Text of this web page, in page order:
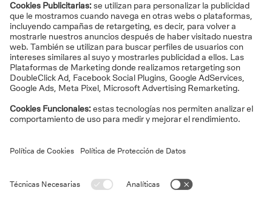
Equos RCB de Stiga: un estudio
sobre la calidad de la atención
al cliente
En el sector financiero, conseguir la mejor posición en
este estudio esun sello de calidad. En él se evalúa la
atención prestada en las oficinas de varias entidades
bancarias. Y, a través de la valoración de diferentes
un ranking. Algunos de los aspectos que se tienen en